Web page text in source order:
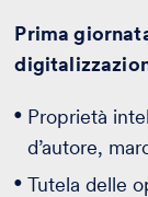
Prima
Proprietà
d’autore,
Tutela delle